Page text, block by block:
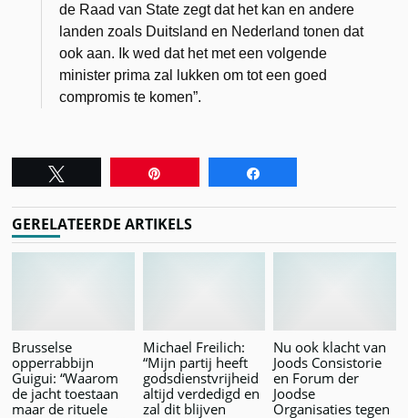
de Raad van State zegt dat het kan en andere
landen zoals Duitsland en Nederland tonen dat
ook aan. Ik wed dat het met een volgende
minister prima zal lukken om tot een goed
compromis te komen”.
GERELATEERDE ARTIKELS
Brusselse
opperrabbijn
Guigui: “Waarom
de jacht toestaan
maar de rituele
Michael Freilich:
“Mijn partij heeft
godsdienstvrijheid
altijd verdedigd en
zal dit blijven
Nu ook klacht van
Joods Consistorie
en Forum der
Joodse
Organisaties tegen